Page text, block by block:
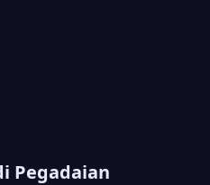
Pegadaian